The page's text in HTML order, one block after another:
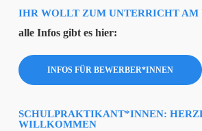
IHR WOLLT ZUM UNTERRICHT AM
alle Infos gibt es hier:
INFOS FÜR BEWERBER*INNEN
SCHULPRAKTIKANT*INNEN:
WILLKOMMEN